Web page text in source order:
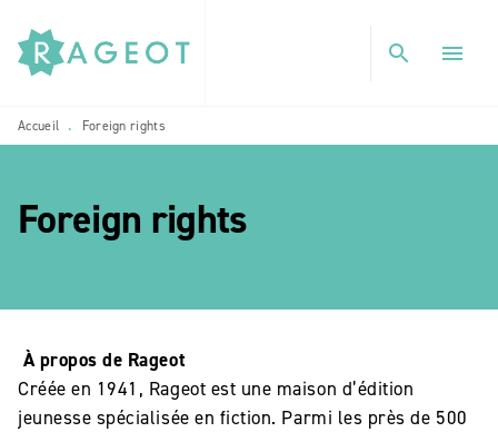
MENU RECHERCHE
PIED DE PAGE
search menu
Accueil • Foreign rights
Foreign rights
À propos de Rageot
Créée en 1941, Rageot est une maison d’édition
jeunesse spécialisée en fiction. Parmi les près de 500